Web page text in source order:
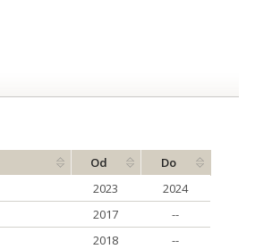
Od
Do
2023
2024
2017
--
2018
--